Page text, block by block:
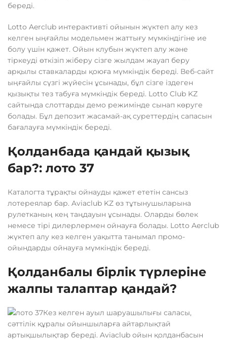
береді.
Lotto Aerclub интерактивті ойынын жүктеп алу кез
келген ыңғайлы модельмен жаттығу мүмкіндігіне ие
болу үшін қажет. Ойын клубын жүктеп алу және
тіркеуді өткізіп жіберу сізге жылдам жауап беру
арқылы ставкаларды қоюға мүмкіндік береді. Веб-сайт
ыңғайлы сүзгі жүйесін ұсынады, бұл сізге іздеген
қызықты тез табуға мүмкіндік береді. Lotto Club KZ
сайтында слоттарды демо режимінде сынап көруге
болады. Бұл депозит жасамай-ақ суреттердің сапасын
бағалауға мүмкіндік береді.
Қолданбада қандай қызық
бар?: лото 37
Каталогта тұрақты ойнауды қажет ететін сансыз
лотереялар бар. Aviaclub KZ өз тұтынушыларына
рулетканың кең таңдауын ұсынады. Оларды бөлек
немесе тірі дилерлермен ойнауға болады. Lotto Aerclub
жүктеп алу кез келген уақытта танымал промо-
ойындарды ойнауға мүмкіндік береді.
Қолданбалы бірлік түрлеріне
жалпы талаптар қандай?
Кез келген ауыл шаруашылығы саласы,
сәттілік құралы ойыншыларға айтарлықтай
артықшылықтар береді. Aviaclub ойын қолданбасын